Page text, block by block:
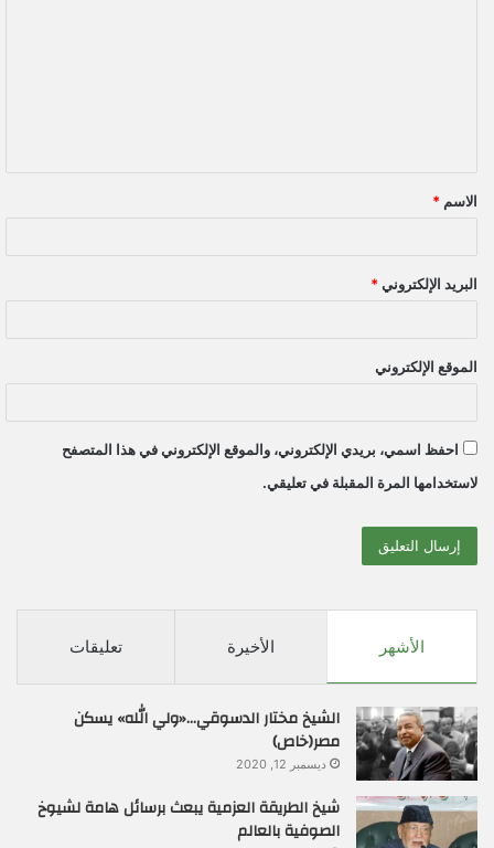
ق
*
الاسم *
البريد الإلكتروني *
الموقع الإلكتروني
احفظ اسمي، بريدي الإلكتروني، والموقع الإلكتروني في هذا المتصفح
لاستخدامها المرة المقبلة في تعليقي.
الأشهر الأخيرة تعليقات
الشيخ مختار الدسوقي…«ولي الله» يسكن
مصر(خاص)
ديسمبر 12, 2020
شيخ الطريقة العزمية يبعث برسائل هامة لشيوخ
الصوفية بالعالم